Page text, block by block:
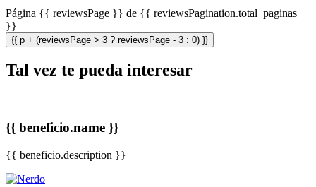
Página {{ reviewsPage }} de {{ reviewsPagination.total_paginas
}}
{{ p + (reviewsPage > 3 ? reviewsPage - 3 : 0) }}
Tal vez te pueda interesar
{{ beneficio.name }}
{{ beneficio.description }}